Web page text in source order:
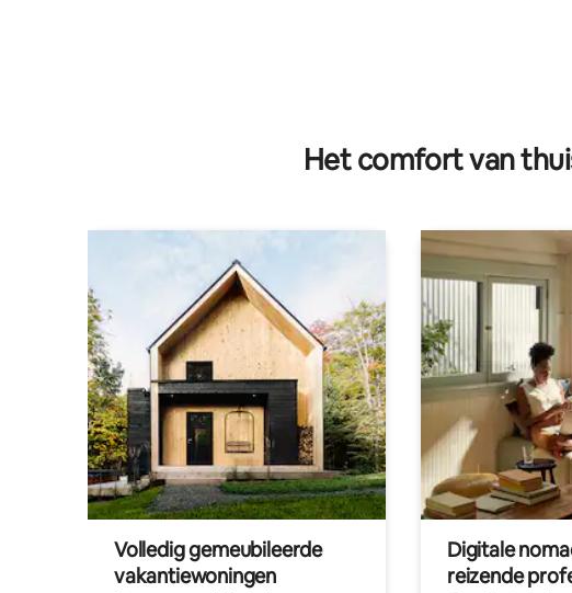
Het comfort van
Volledig gemeubileerde
vakantiewoningen
Digitale
reizende